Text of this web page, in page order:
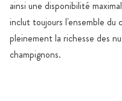
ainsi une disponibilité
inclut toujours l'ensemble du
pleinement la richesse des
champignons.